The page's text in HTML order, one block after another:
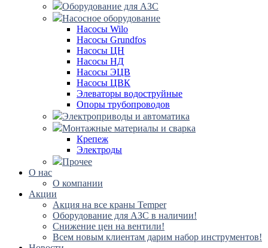
Оборудование для АЗС
Насосное оборудование
Насосы Wilo
Насосы Grundfos
Насосы ЦН
Насосы НД
Насосы ЭЦВ
Насосы ЦВК
Элеваторы водоструйные
Опоры трубопроводов
Электроприводы и автоматика
Монтажные материалы и сварка
Крепеж
Электроды
Прочее
О нас
О компании
Акции
Акция на все краны Temper
Оборудование для АЗС в наличии!
Снижение цен на вентили!
Всем новым клиентам дарим набор инструментов!